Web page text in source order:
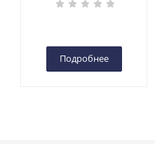
Подробнее